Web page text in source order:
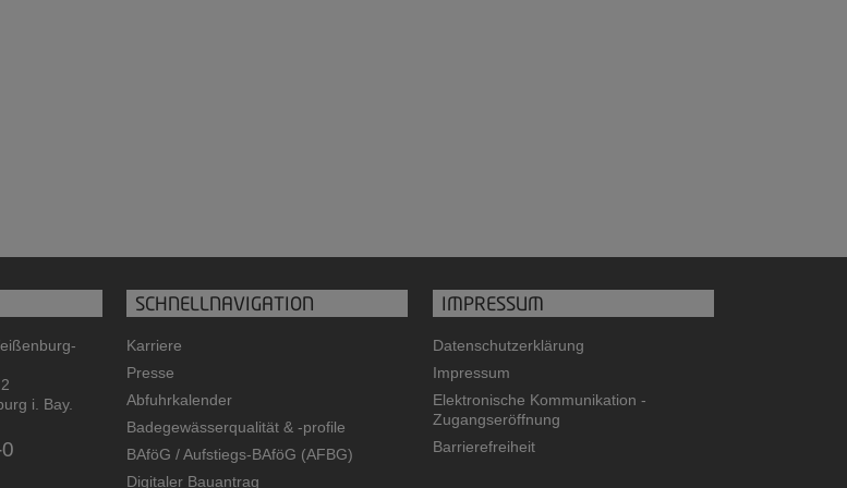
i. Bay.
SCHNELLNAVIGATION
Karriere
Presse
Abfuhrkalender
Badegewässerqualität& -profile
BAföG / Aufstiegs-BAföG (AFBG)
Digitaler Bauantrag
IMPRESSUM
Datenschutzerklärung
Impressum
Elektronische Kommunikation -
Zugangseröffnung
Barrierefreiheit